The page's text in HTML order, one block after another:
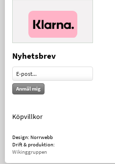
Nyhetsbrev
Anmäl mig
Köpvillkor
Design: Norrwebb
Drift & produktion:
Wikinggruppen